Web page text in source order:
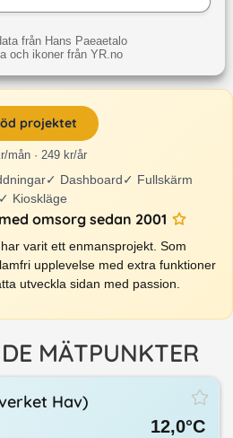
från Hans Paeaetalo
och ikoner från YR.no
projektet
mån · 249 kr/år
✓ Dashboard✓ Fullskärm
✓ Kioskläge
omsorg sedan 2001
varit ett enmansprojekt. Som
upplevelse med extra funktioner
utveckla sidan med passion.
MÄTPUNKTER
Hav)
12,0°C